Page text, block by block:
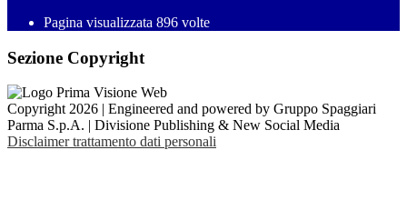
Pagina visualizzata 896 volte
Sezione Copyright
Copyright 2026 | Engineered and powered by Gruppo Spaggiari
Parma S.p.A. | Divisione Publishing & New Social Media
Disclaimer trattamento dati personali